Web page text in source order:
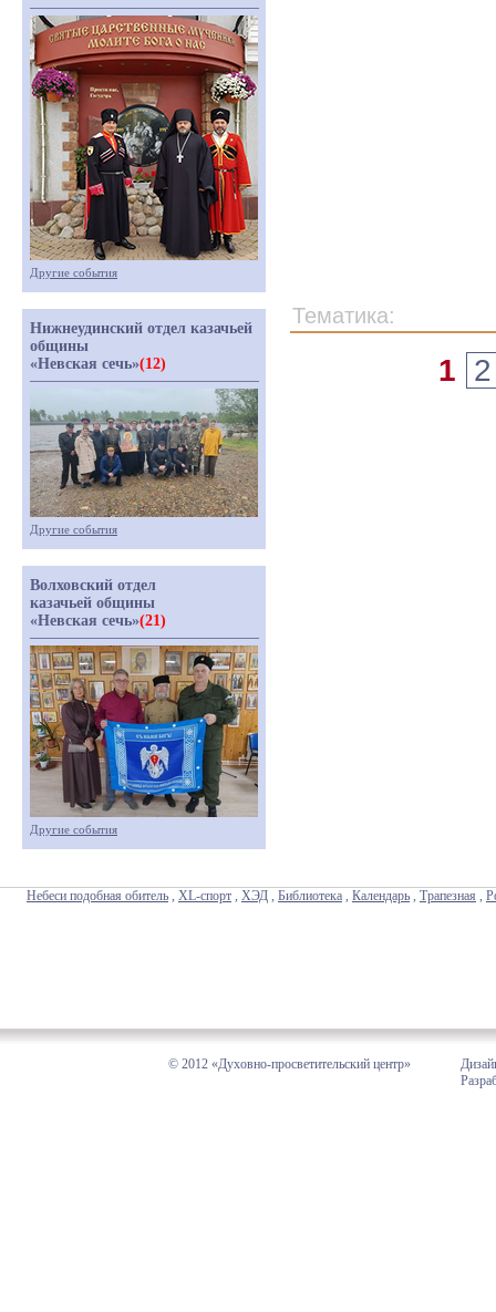
Тематика:
1 2
Другие события
Нижнеудинский отдел казачьей
общины
«Невская сечь»(12)
Другие события
Волховский отдел
казачьей общины
«Невская сечь»(21)
Другие события
Небеси подобная обитель , XL-спорт , ХЭД , Библиотека , Календарь , Трапезная ,
© 2012 «Духовно-просветительский центр»